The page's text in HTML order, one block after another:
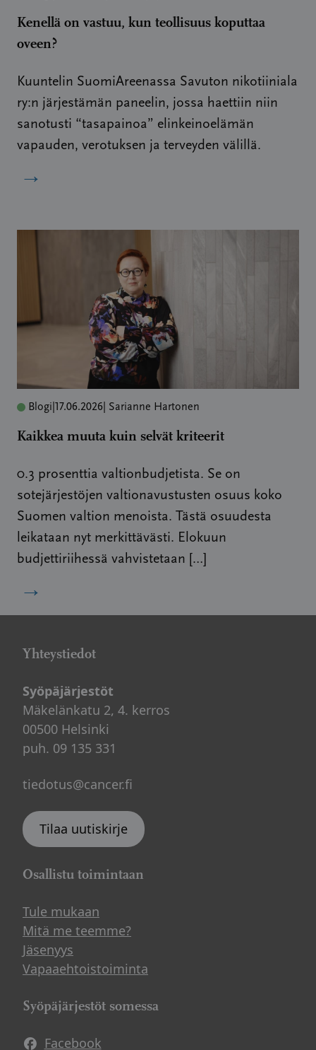
Kenellä on vastuu, kun teollisuus koputtaa
oveen?
Kuuntelin SuomiAreenassa Savuton nikotiiniala
ry:n järjestämän paneelin, jossa haettiin niin
sanotusti “tasapainoa” elinkeinoelämän
vapauden, verotuksen ja terveyden välillä.
→
Blogi 17.06.2026 | Sarianne Hartonen
Kaikkea muuta kuin selvät kriteerit
0.3 prosenttia valtionbudjetista. Se on
sotejärjestöjen valtionavustusten osuus koko
Suomen valtion menoista. Tästä osuudesta
leikataan nyt merkittävästi. Elokuun
budjettiriihessä vahvistetaan […]
→
Yhteystiedot
Syöpäjärjestöt
Mäkelänkatu 2, 4. kerros
00500 Helsinki
puh. 09 135 331
tiedotus@cancer.fi
Tilaa uutiskirje
Osallistu toimintaan
Tule mukaan
Mitä me teemme?
Jäsenyys
Vapaaehtoistoiminta
Syöpäjärjestöt somessa
Facebook